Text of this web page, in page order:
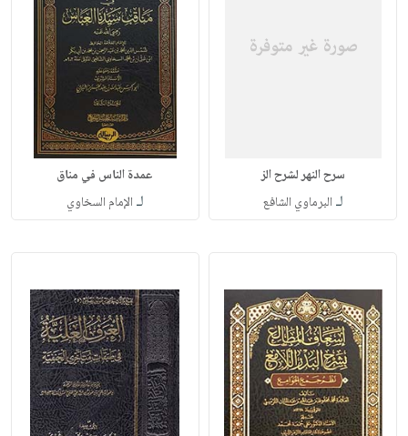
سرح النهر لشرح الز
لـ البرماوي الشافع
عمدة الناس في مناق
لـ الإمام السخاوي